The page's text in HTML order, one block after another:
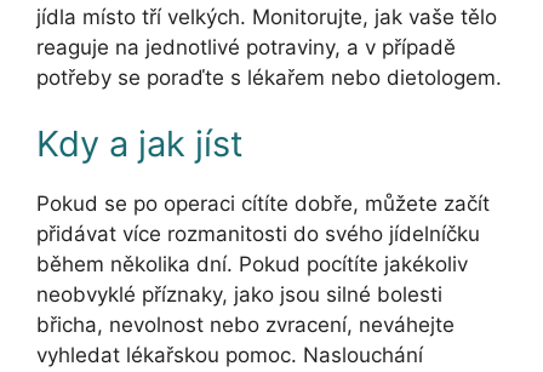
jídla místo tří velkých. Monitorujte, jak vaše tělo
reaguje na jednotlivé potraviny, a v případě
potřeby se poraďte s lékařem nebo dietologem.
Kdy a jak jíst
Pokud se po operaci cítíte dobře, můžete začít
přidávat více rozmanitosti do svého jídelníčku
během několika dní. Pokud pocítíte jakékoliv
neobvyklé příznaky, jako jsou silné bolesti
břicha, nevolnost nebo zvracení, neváhejte
vyhledat lékařskou pomoc. Naslouchání